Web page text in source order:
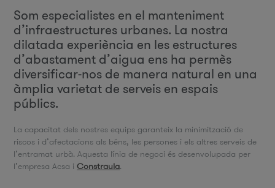
Som especialistes en el manteniment
d’infraestructures urbanes. La nostra
dilatada experiència en les estructures
d’abastament d’aigua ens ha permès
diversificar-nos de manera natural en una
àmplia varietat de serveis en espais
públics.
La capacitat dels nostres equips garanteix la minimització de
riscos i d’afectacions als béns, les persones i els altres serveis de
l’entramat urbà. Aquesta línia de negoci és desenvolupada per
l’empresa Acsa iConstraula.